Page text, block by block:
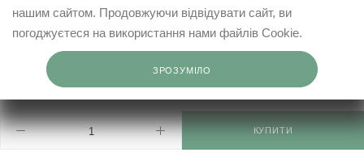
КУПИТИ
нашим сайтом. Продовжуючи відвідувати сайт, ви
погоджуєтеся на використання нами файлів Cookie.
ЗРОЗУМІЛО